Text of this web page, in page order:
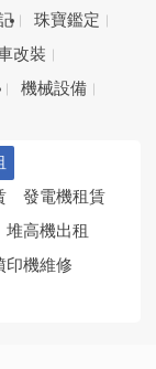
珠寶鑑定
改裝
機械設備
發電機租賃
堆高機出租
印機維修